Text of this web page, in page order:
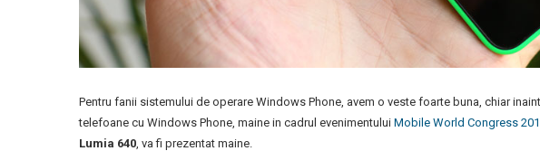
Pentru fanii sistemului de operare Windows Phone, avem o veste foarte buna, chiar
telefoane cu Windows Phone, maine in cadrul evenimentului Mobile World Congress
Lumia 640 , va fi prezentat maine.